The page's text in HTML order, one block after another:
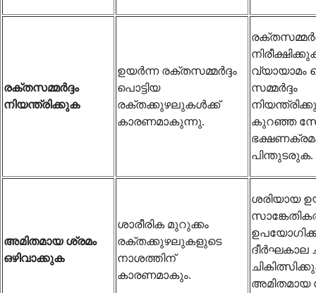
രക്തസമ്മർദ്ദം
നിയന്ത്രിക്കുക
ഉയർന്ന രക്തസമ്മർദ്ദം
പൊട്ടിയ
രക്തക്കുഴലുകൾക്ക്
കാരണമാകുന്നു.
സമ്മർദ്ദം
കുറഞ്ഞ
പിന്തുടരുക.
അമിതമായ ശ്രമം
ഒഴിവാക്കുക
ശാരീരിക മുറുക്കം
രക്തക്കുഴലുകളുടെ
നാശത്തിന്
കാരണമാകും.
ശരിയായ
ദീർഘകാല
അമിതമായ